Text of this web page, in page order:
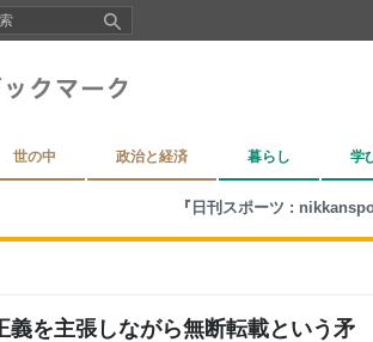
世の中 政治と経済 暮らし 学
『日刊スポーツ :
義を主張しながら無断転載という矛